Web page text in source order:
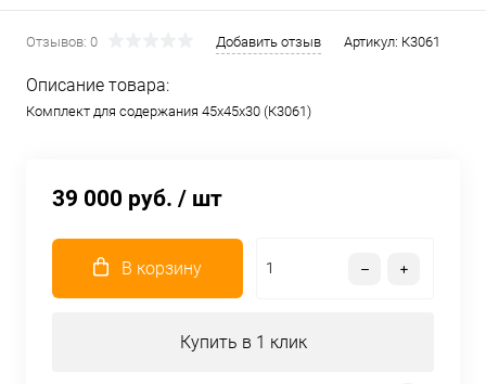
Отзывов: 0 Добавить отзыв Артикул: К3061
Описание товара:
Комплект для содержания 45х45х30 (К3061)
39 000 руб. / шт
В корзину
Купить в 1 клик